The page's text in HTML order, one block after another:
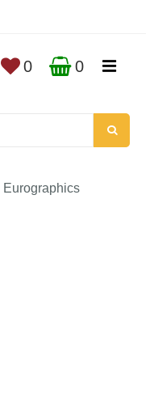
0 0
Eurographics